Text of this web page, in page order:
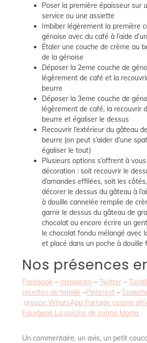
Poser la première épaisseur sur
service ou une assiette
Imbiber légèrement la première
génoise avec du café à l’aide
Étaler une couche de crème au
de la génoise
Déposer la 2eme couche de
légèrement de café et la
beurre
Déposer la 3eme couche de
légèrement de café, la recouvrir
beurre et égaliser le dessus
Recouvrir l’extérieur du gâteau
beurre (on peut s’aider d’une
égaliser le tout)
Plusieurs options s’offrent à
décoration : soit recouvrir le
d’amandes effilées, soit les
décorer le dessus du gâteau à
à douille cannelée remplie de
garnir le dessus du gâteau de
chocolat ou encore écrire un
le chocolat fondu mélangé avec
et placé dans un poche à douille
Nos présences
Facebook– Instagram – Twitter–
recettes de famille –Pinterest–
groupe WhatsApp Partage cuisine
Facebook La cuisine de mémé Moniq
Un commentaire, un avis, un petit